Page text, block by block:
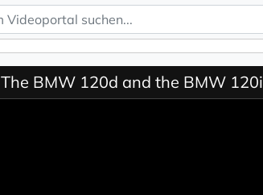
The BMW 120d and the BMW 120i